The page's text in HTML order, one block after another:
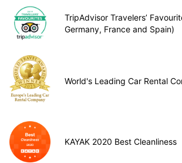
TripAdvisor Travelers’
Germany, France and Spain)
World's Leading Car Rental
KAYAK 2020 Best Cleanliness